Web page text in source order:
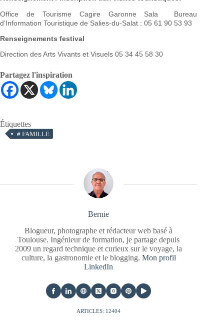
Office de Tourisme Cagire Garonne Sala Bureau
d’Information Touristique de Salies-du-Salat : 05 61 90 53 93
Renseignements festival
Direction des Arts Vivants et Visuels 05 34 45 58 30
Partagez l'inspiration
Étiquettes
# FAMILLE
Bernie
Blogueur, photographe et rédacteur web basé à
Toulouse. Ingénieur de formation, je partage depuis
2009 un regard technique et curieux sur le voyage, la
culture, la gastronomie et le blogging. Mon profil
LinkedIn
ARTICLES: 12404